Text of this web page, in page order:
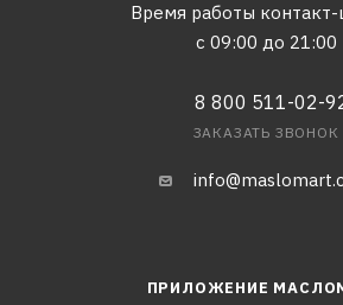
Время работы контакт-
с 09:00 до 21:00
8 800 511-02-
ЗАКАЗАТЬ ЗВОНОК
ПРИЛОЖЕНИЕ